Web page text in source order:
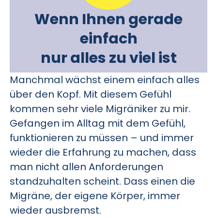
Wenn Ihnen gerade
einfach
nur alles zu viel ist
Manchmal wächst einem einfach alles
über den Kopf. Mit diesem Gefühl
kommen sehr viele Migräniker zu mir.
Gefangen im Alltag mit dem Gefühl,
funktionieren zu müssen – und immer
wieder die Erfahrung zu machen, dass
man nicht allen Anforderungen
standzuhalten scheint. Dass einen die
Migräne, der eigene Körper, immer
wieder ausbremst.